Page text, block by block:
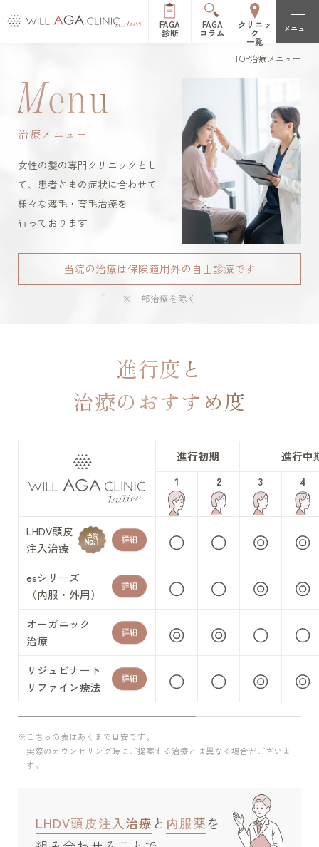
FAGA
診断
FAGA
コラム
クリニッ
ク
一覧
メニュー
FAGAとは（女性型脱毛症）
FPHLとは（女性の薄毛）
治療メニュー
オーガニック治療
es women リッチディオーラム
白髪治療
リジュビナートリファ
イン療法
円形脱毛症治療 オルミエント治療薬®
ステロイド局所注射
料金表
新宿院 池袋院
大宮院
札幌院
京都院
名古屋院 大阪梅田院
神戸三宮院
よくある質問
FAGAセルフチェック診断
ドクター紹介
お知らせ
TOP治療メニュー
Menu
治療メニュー
女性の髪の専門クリニックとし
て、患者さまの症状に合わせて
様々な薄毛・育毛治療を
行っております
当院の治療は保険適用外の自由診療です
※一部治療を除く
進行度と
治療のおすすめ度
進行初期
進行中
1
2 3 4
LHDV頭皮
注入治療
当院
No.1 詳細
esシリーズ
（内服・外用）
詳細
オーガニック
治療
詳細
リジュビナート
リファイン療法
詳細
※こちらの表はあくまで目安です。
実際のカウンセリング時にご提案する治療とは異なる場合がございま
す。
LHDV頭皮注入治療 と 内服薬を